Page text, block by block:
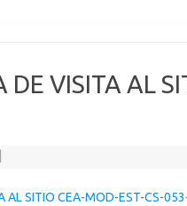
DE VISITA AL
AL SITIO CEA-MOD-EST-CS-